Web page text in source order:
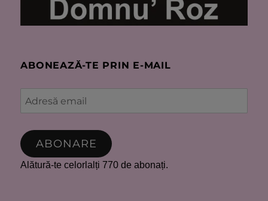
ABONEAZĂ-TE PRIN E-MAIL
Adresă
email
ABONARE
Alătură-te celorlalți 770 de abonați.